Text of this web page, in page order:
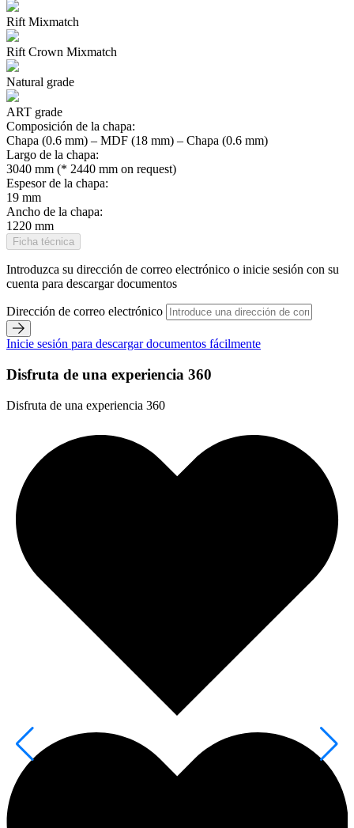
Rift Mixmatch
Rift Crown Mixmatch
Natural grade
ART grade
Composición de la chapa:
Chapa (0.6 mm) – MDF (18 mm) – Chapa (0.6 mm)
Largo de la chapa:
3040 mm (* 2440 mm on request)
Espesor de la chapa:
19 mm
Ancho de la chapa:
1220 mm
Ficha técnica
Introduzca su dirección de correo electrónico o inicie sesión con su
cuenta para descargar documentos
Dirección de correo electrónico
Inicie sesión para descargar documentos fácilmente
Disfruta de una experiencia 360
Disfruta de una experiencia 360